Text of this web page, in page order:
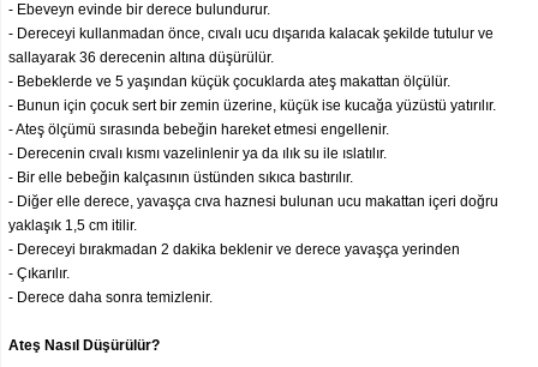
- Ebeveyn evinde bir derece bulundurur.
- Dereceyi kullanmadan önce, cıvalı ucu dışarıda kalacak şekilde tutulur ve
sallayarak 36 derecenin altına düşürülür.
- Bebeklerde ve 5 yaşından küçük çocuklarda ateş makattan ölçülür.
- Bunun için çocuk sert bir zemin üzerine, küçük ise kucağa yüzüstü yatırılır.
- Ateş ölçümü sırasında bebeğin hareket etmesi engellenir.
- Derecenin cıvalı kısmı vazelinlenir ya da ılık su ile ıslatılır.
- Bir elle bebeğin kalçasının üstünden sıkıca bastırılır.
- Diğer elle derece, yavaşça cıva haznesi bulunan ucu makattan içeri doğru
yaklaşık 1,5 cm itilir.
- Dereceyi bırakmadan 2 dakika beklenir ve derece yavaşça yerinden
- Çıkarılır.
- Derece daha sonra temizlenir.
Ateş Nasıl Düşürülür?